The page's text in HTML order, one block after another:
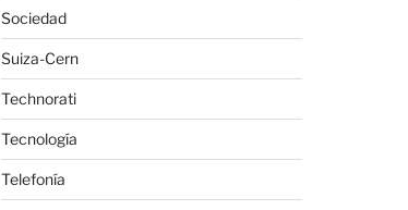
Sociedad
Suiza-Cern
Technorati
Tecnología
Telefonía